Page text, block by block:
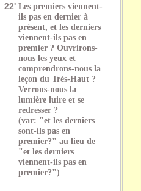
22' Les premiers viennent-
ils pas en dernier à
présent, et les derniers
viennent-ils pas en
premier ? Ouvrirons-
nous les yeux et
comprendrons-nous la
leçon du Très-Haut ?
Verrons-nous la
lumière luire et se
redresser ?
(var: "et les derniers
sont-ils pas en
premier?" au lieu de
"et les derniers
viennent-ils pas en
premier?")